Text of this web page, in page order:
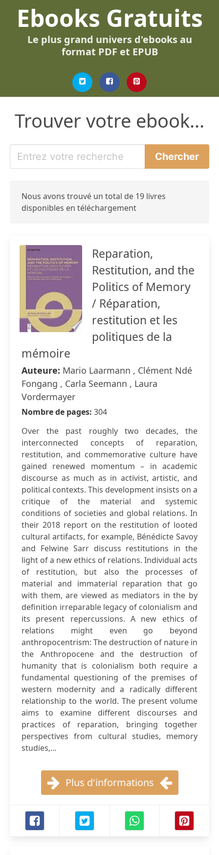
Ebooks Gratuits
Le plus grand univers d'ebooks au
format PDF et EPUB
Trouver votre ebook...
Nous avons trouvé un total de 19 livres
disponibles en téléchargement
Reparation,
Restitution, and the
Politics of Memory
/ Réparation,
restitution et les
politiques de la
mémoire
Auteure: Mario Laarmann , Clément Ndé
Fongang , Carla Seemann , Laura
Vordermayer
Nombre de pages: 304
Over the past roughly two decades, the
interconnected concepts of reparation,
restitution, and commemorative culture have
gained renewed momentum – in academic
discourse as much as in activist, artistic, and
political contexts. This development insists on a
critique of the material and systemic
conditions of societies and global relations. In
their 2018 report on the restitution of looted
cultural artifacts, for example, Bénédicte Savoy
and Felwine Sarr discuss restitutions in the
light of a new ethics of relations. Individual acts
of restitution, but also the processes of
material and immaterial reparation that go
with them, are viewed as mediators in the by
definition irreparable legacy of colonialism and
its present repercussions. A new ethics of
relations might even go beyond
anthropocentrism: The destruction of nature in
the Anthropocene and the destruction of
humanity that is colonialism both require a
fundamental questioning of the premises of
western modernity and a radically different
relationship to the world. The present volume
aims to examine different discourses and
practices of reparation, bringing together
perspectives from cultural studies, memory
studies,...
Plus d'informations